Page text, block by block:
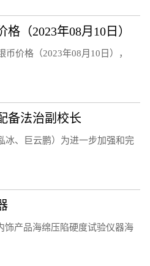
（2023年08月10日）
价格（2023年08月10日），
备法治副校长
冰、巨云鹏）为进一步加强和完
饰产品海绵压陷硬度试验仪器海